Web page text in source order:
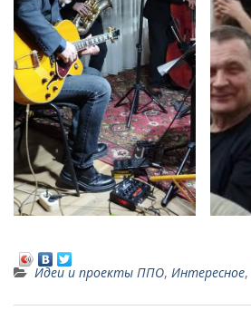
Идеи и проекты ППО, Интересное,